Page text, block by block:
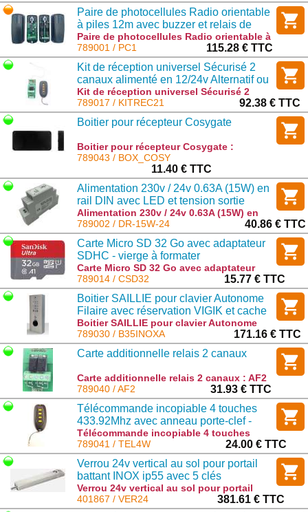
Paire de photocellules Radio orientable
à piles 12m avec buzzer et relais de
contrôle
Paire de photocellules Radio orientable à
piles 12m avec buzzer et relais de
contrôle : PC1
789001 / PC1
115.28 € TTC
Kit de réception universel Sécurisé 2
canaux alimenté en 12/24v Alternatif ou
continu avec boitier, antenne et 1
télécommande
Kit de réception universel Sécurisé 2
canaux alimenté en 12/24v Alternatif ou
continu avec boitier, antenne et 1
télécommande : KITREC21
789017 / KITREC21
92.38 € TTC
Boitier pour récepteur Cosygate
Boitier pour récepteur Cosygate :
BOX_COSY
789043 / BOX_COSY
11.40 € TTC
Alimentation 230v / 24v 0.63A (15W) en
rail DIN avec LED et tension sortie
ajustable
Alimentation 230v / 24v 0.63A (15W) en
rail DIN avec LED et tension sortie
ajustable : DR-15W-24
789002 / DR-15W-24
40.86 € TTC
Carte Micro SD 32 Go avec adaptateur
SDHC - vierge à formater
Carte Micro SD 32 Go avec adaptateur
SDHC - vierge à formater : CSD32
789014 / CSD32
15.77 € TTC
Boitier SAILLIE pour clavier Autonome
Filaire avec réservation VIGIK et cache
bouton Antivandale, fourni sans bouton
ni clavier
Boitier SAILLIE pour clavier Autonome
Filaire avec réservation VIGIK et cache
bouton Antivandale, fourni sans bouton
ni clavier : B35INOXA
789030 / B35INOXA
171.16 € TTC
Carte additionnelle relais 2 canaux
Carte additionnelle relais 2 canaux : AF2
789040 / AF2
31.93 € TTC
Télécommande incopiable 4 touches
433.92Mhz avec anneau porte-clef -
Rolling-code
Télécommande incopiable 4 touches
433.92Mhz avec anneau porte-clef -
Rolling-code : TEL4W
789041 / TEL4W
24.00 € TTC
Verrou 24v vertical au sol pour portail
battant INOX ip55 avec 5 clés
Verrou 24v vertical au sol pour portail
battant INOX ip55 avec 5 clés : VER24
401867 / VER24
381.61 € TTC